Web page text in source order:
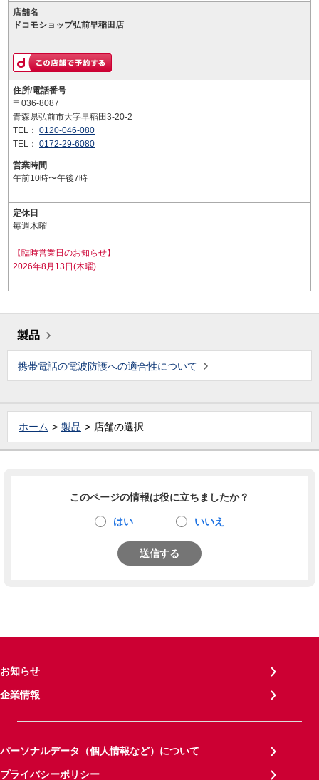
店舗名
ドコモショップ弘前早稲田店
住所/電話番号
〒036-8087
青森県弘前市大字早稲田3-20-2
TEL： 0120-046-080
TEL： 0172-29-6080
営業時間
午前10時〜午後7時
定休日
毎週木曜
【臨時営業日のお知らせ】
2026年8月13日(木曜)
製品
携帯電話の電波防護への適合性について
ホーム 製品 店舗の選択
このページの情報は役に立ちましたか？
はい いいえ
送信する
お知らせ
企業情報
パーソナルデータ（個人情報など）について
プライバシーポリシー